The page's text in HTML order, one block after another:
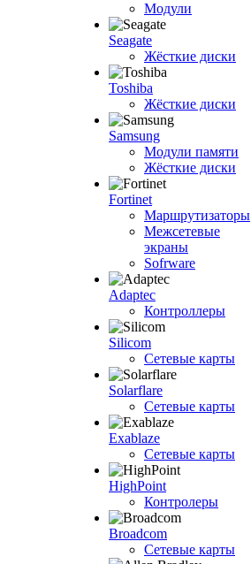
Модули
Seagate
Жёсткие диски
Toshiba
Жёсткие диски
Samsung
Модули памяти
Жёсткие диски
Fortinet
Маршрутизаторы
Межсетевые
экраны
Sofrware
Adaptec
Контроллеры
Silicom
Сетевые карты
Solarflare
Сетевые карты
Exablaze
Сетевые карты
HighPoint
Контролеры
Broadcom
Сетевые карты